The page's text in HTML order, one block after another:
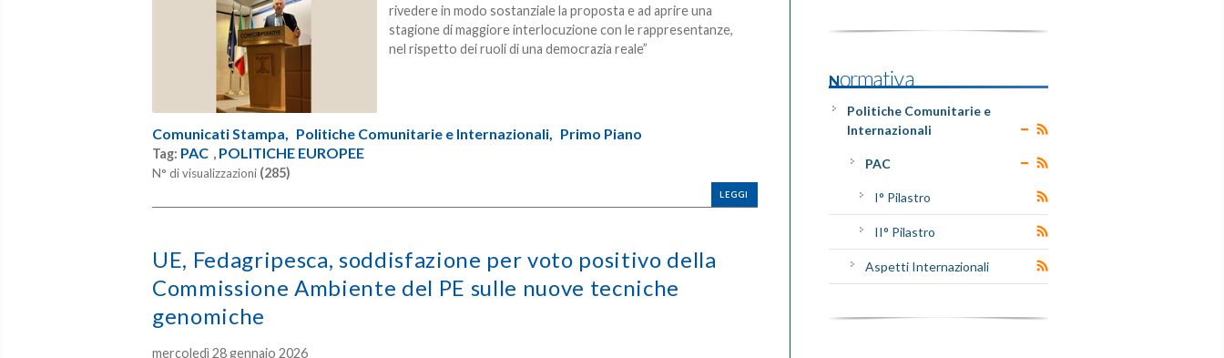
rivedere in modo sostanziale la proposta e ad aprire una
stagione di maggiore interlocuzione con le rappresentanze,
nel rispetto dei ruoli di una democrazia reale”
Comunicati Stampa, Politiche Comunitarie e Internazionali, Primo Piano
Tag: PAC , POLITICHE EUROPEE
N° di visualizzazioni (285)
LEGGI
UE, Fedagripesca, soddisfazione per voto positivo della
Commissione Ambiente del PE sulle nuove tecniche
genomiche
mercoledì 28 gennaio 2026
Normativa
Politiche Comunitarie e
Internazionali
PAC
I° Pilastro
II° Pilastro
Aspetti Internazionali